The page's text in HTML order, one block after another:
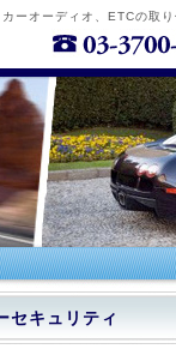
カーオーディオ、ETCの取
セキュリティ